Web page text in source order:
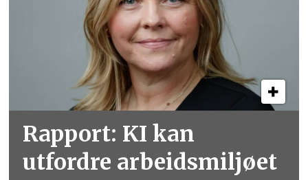
Rapport: KI kan
utfordre arbeidsmiljøet